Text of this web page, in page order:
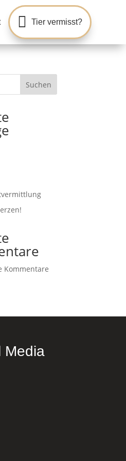
 Tier vermisst?
Suchen
Kommentare
Media